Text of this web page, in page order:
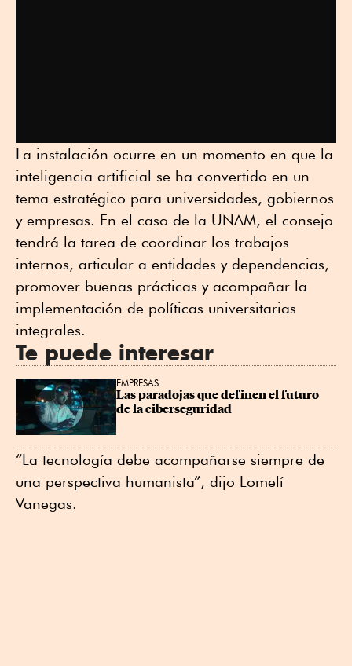
La instalación ocurre en un momento en que la
inteligencia artificial se ha convertido en un
tema estratégico para universidades, gobiernos
y empresas. En el caso de la UNAM, el consejo
tendrá la tarea de coordinar los trabajos
internos, articular a entidades y dependencias,
promover buenas prácticas y acompañar la
implementación de políticas universitarias
integrales.
Te puede interesar
EMPRESAS
Las paradojas que definen el futuro
de la ciberseguridad
“La tecnología debe acompañarse siempre de
una perspectiva humanista”, dijo Lomelí
Vanegas.